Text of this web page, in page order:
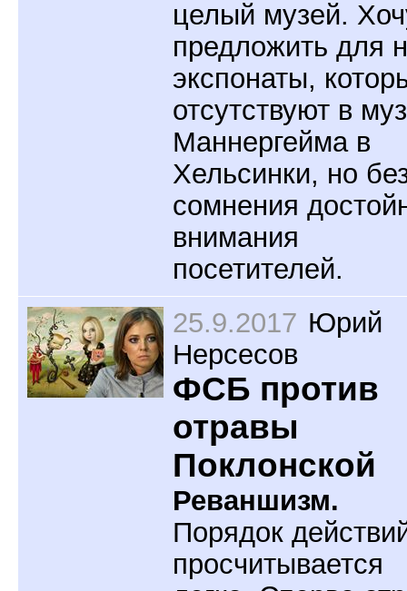
целый музей.
предложить для
экспонаты,
отсутствуют в
Маннергейма в
Хельсинки, но
сомнения
внимания
посетителей.
25.9.2017 Юрий
Нерсесов
ФСБ против
отравы
Поклонской
Реваншизм.
Порядок
просчитывается